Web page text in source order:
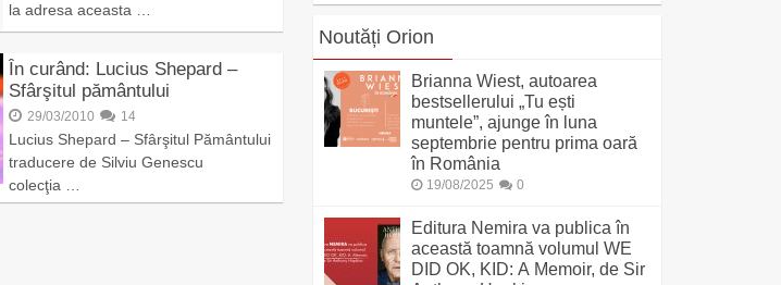
la adresa aceasta …
În curând: Lucius Shepard –
Sfârşitul pământului
29/03/2010 14
Lucius Shepard – Sfârşitul Pământului
traducere de Silviu Genescu
colecţia …
Noutăți Orion
Brianna Wiest, autoarea
bestsellerului „Tu ești
muntele”, ajunge în luna
septembrie pentru prima oară
în România
19/08/2025 0
Editura Nemira va publica în
această toamnă volumul WE
DID OK, KID: A Memoir, de Sir